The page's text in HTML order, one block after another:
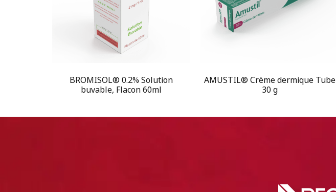
BROMISOL® 0.2% Solution
buvable, Flacon 60ml
AMUSTIL® Crème dermique Tube
30 g